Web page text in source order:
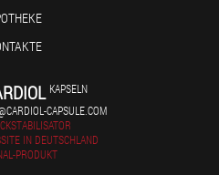
KAPSELN
CAPSULE.COM
IN DEUTSCHLAND
PRODUKT